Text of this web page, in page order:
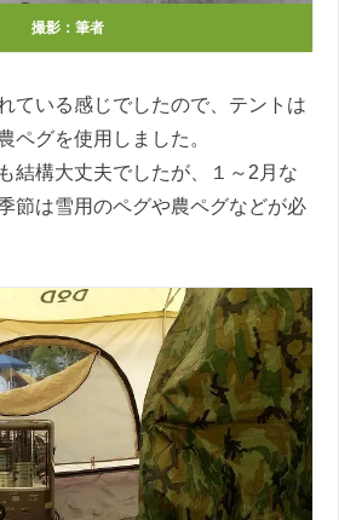
撮影：筆者
ている感じでしたので、テントは
ペグを使用しました。
結構大丈夫でしたが、１～2月な
節は雪用のペグや農ペグなどが必